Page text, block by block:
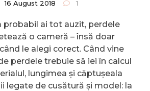
16 August 2018 1
probabil ai tot auzit, perdele
o cameră – însă doar
le alegi corect. Când vine
perdele trebuie să iei în calcul
lungimea și căptușeala
legate de cusătură și model: la